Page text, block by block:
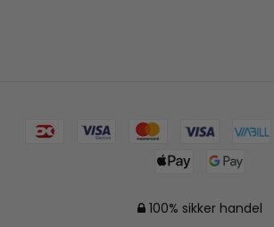
100% sikker handel